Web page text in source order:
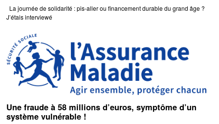
La journée de solidarité : pis-aller ou financement durable du grand âge ?
J’étais interviewé
Une fraude à 58 millions d’euros, symptôme d’un
système vulnérable !